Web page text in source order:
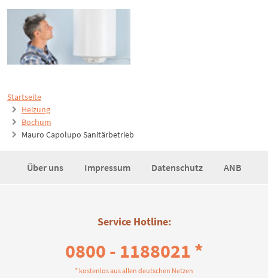
Startseite
Heizung
Bochum
Mauro Capolupo Sanitärbetrieb
Über uns Impressum Datenschutz ANB
Service Hotline:
0800 - 1188021 *
* kostenlos aus allen deutschen Netzen